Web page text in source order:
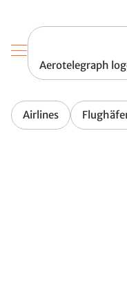
Aerotelegraph
Airlines